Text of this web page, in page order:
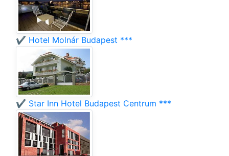
✔️ Hotel Molnár Budapest ***
✔️ Star Inn Hotel Budapest Centrum ***